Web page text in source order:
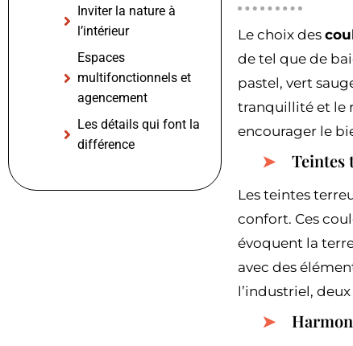
Inviter la nature à
l’intérieur
Espaces
multifonctionnels et
agencement
Les détails qui font la
différence
Le choix des
de tel que de
pastel, vert
tranquillité et le
encourager le
Teintes
Les teintes
confort. Ces
évoquent la
avec des
l’industriel,